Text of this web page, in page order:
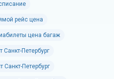
рейс цена
цена багаж
Санкт-Петербург
Санкт-Петербург